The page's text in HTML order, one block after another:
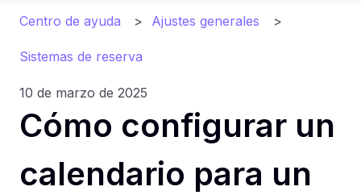
Centro de ayuda Ajustes generales
Sistemas de reserva
10 de marzo de 2025
Cómo configurar un
calendario para un